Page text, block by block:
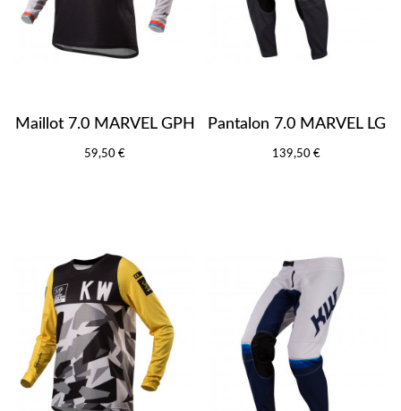
Maillot 7.0 MARVEL GPH
59,50 €
Pantalon 7.0 MARVEL LG
139,50 €